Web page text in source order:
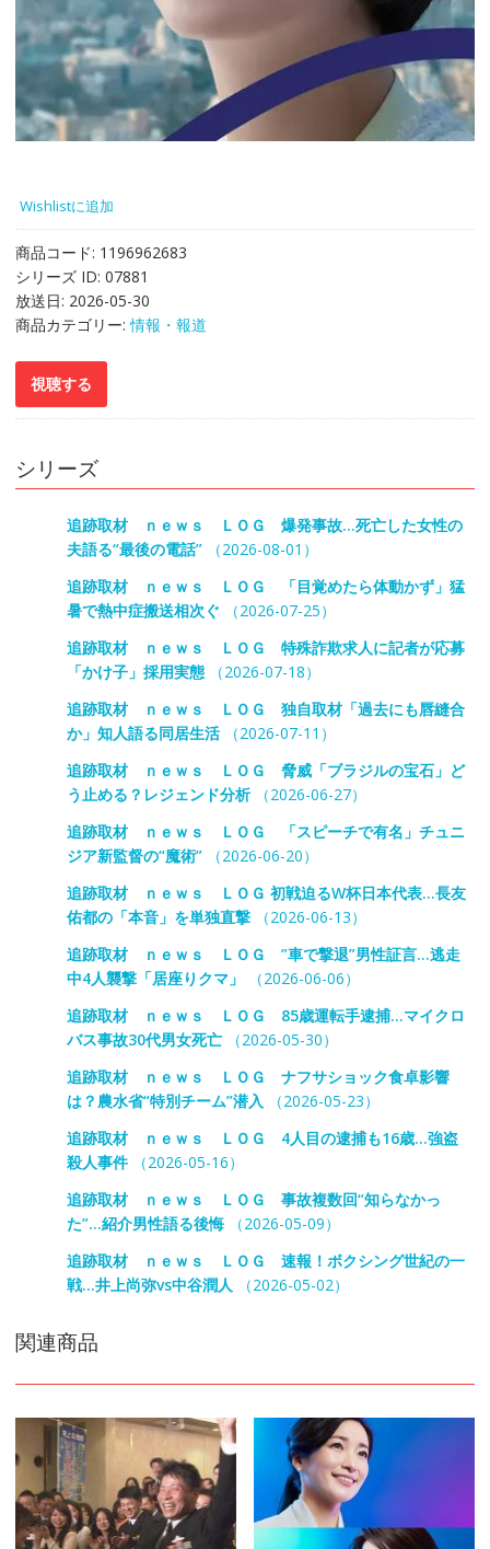
Wishlistに追加
商品コード: 1196962683
シリーズ ID: 07881
放送日: 2026-05-30
商品カテゴリー:情報・報道
シリーズ
追跡取材 ｎｅｗｓ ＬＯＧ 爆発事故…死亡した女性の
夫語る“最後の電話”（2026-08-01）
追跡取材 ｎｅｗｓ ＬＯＧ 「目覚めたら体動かず」猛
暑で熱中症搬送相次ぐ （2026-07-25）
追跡取材 ｎｅｗｓ ＬＯＧ 特殊詐欺求人に記者が応募
「かけ子」採用実態（2026-07-18）
追跡取材 ｎｅｗｓ ＬＯＧ 独自取材「過去にも唇縫合
か」知人語る同居生活（2026-07-11）
追跡取材 ｎｅｗｓ ＬＯＧ 脅威「ブラジルの宝石」ど
う止める？レジェンド分析（2026-06-27）
追跡取材 ｎｅｗｓ ＬＯＧ 「スピーチで有名」チュニ
ジア新監督の“魔術”（2026-06-20）
追跡取材 ｎｅｗｓ ＬＯＧ 初戦迫るW杯日本代表…長友
佑都の「本音」を単独直撃（2026-06-13）
追跡取材 ｎｅｗｓ ＬＯＧ ”車で撃退”男性証言…逃走
中4人襲撃「居座りクマ」
（2026-06-06）
追跡取材 ｎｅｗｓ ＬＯＧ 85歳運転手逮捕…マイクロ
バス事故30代男女死亡（2026-05-30）
追跡取材 ｎｅｗｓ ＬＯＧ ナフサショック食卓影響
は？農水省“特別チーム”潜入 （2026-05-23）
追跡取材 ｎｅｗｓ ＬＯＧ 4人目の逮捕も16歳…強盗
殺人事件（2026-05-16）
追跡取材 ｎｅｗｓ ＬＯＧ 事故複数回“知らなかっ
た”…紹介男性語る後悔（2026-05-09）
追跡取材 ｎｅｗｓ ＬＯＧ 速報！ボクシング世紀の一
戦…井上尚弥vs中谷潤人 （2026-05-02）
関連商品